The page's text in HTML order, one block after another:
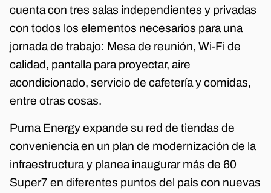
cuenta con tres salas independientes y privadas
con todos los elementos necesarios para una
jornada de trabajo: Mesa de reunión, Wi-Fi de
calidad, pantalla para proyectar, aire
acondicionado, servicio de cafetería y comidas,
entre otras cosas.
Puma Energy expande su red de tiendas de
conveniencia en un plan de modernización de la
infraestructura y planea inaugurar más de 60
Super7 en diferentes puntos del país con nuevas